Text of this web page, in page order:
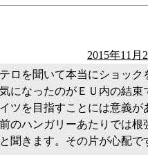
2015年11月
ロを聞いて本当にショック
になったのがＥＵ内の結束
ツを目指すことには意義が
のハンガリーあたりでは根
聞きます。その片が心配で